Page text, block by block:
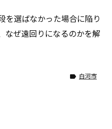
を選ばなかった場合に陥り
なぜ遠回りになるのかを解
 白河市